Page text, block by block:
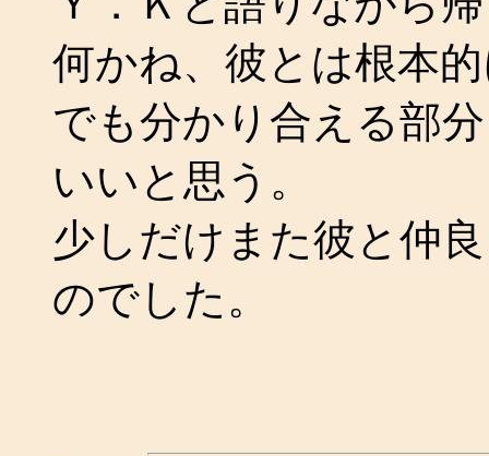
何かね、彼とは根本
でも分かり合える部
いいと思う。
少しだけまた彼と仲
のでした。